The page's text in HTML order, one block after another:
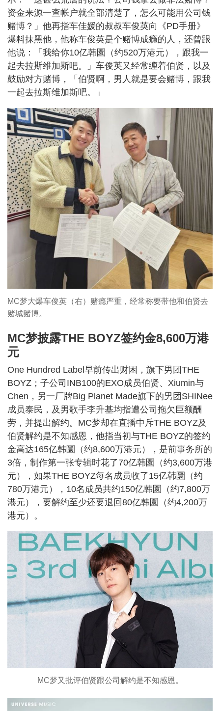
资金来源一查帐户就全部清楚了，怎么可能用公司钱
赌博？」他再指车佳媛的叔叔车俊英向《PD手册》
爆料抹黑他，他称车俊英是个赌博成瘾的人，还曾跟
他说：「我给你10亿韩圜（约520万港元），跟我一
起去拉斯维加斯吧。」车俊英又经常缠着伯贤，以及
鼓励对方赌博，「伯贤啊，男人就是要会赌博，跟我
一起去拉斯维加斯吧。」
MC梦大爆车俊英（右）赌瘾严重，经常称要带他和伯贤去
赌城赌博。
MC梦披露THE BOYZ签约金8,600万港
元
One Hundred Label早前传出财困，旗下男团THE
BOYZ；子公司INB100的EXO成员伯贤、Xiumin与
Chen，另一厂牌Big Planet Made旗下的男团SHINee
成员泰民，及男歌手李升基均指遭公司拖欠巨额酬
劳，并提出解约。MC梦却在直播中斥THE BOYZ及
伯贤解约是不知感恩，他指当初与THE BOYZ的签约
金高达165亿韩圜（约8,600万港元），是前事务所的
3倍，制作第一张专辑时花了70亿韩圜（约3,600万港
元），如果THE BOYZ每名成员收了15亿韩圜（约
780万港元），10名成员共约150亿韩圜（约7,800万
港元），要解约至少还要退回80亿韩圜（约4,200万
港元）。
MC梦又批评伯贤跟公司解约是不知感恩。